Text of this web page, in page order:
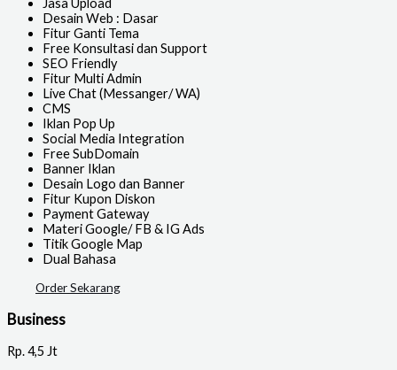
Jasa Upload
Desain Web : Dasar
Fitur Ganti Tema
Free Konsultasi dan Support
SEO Friendly
Fitur Multi Admin
Live Chat (Messanger/ WA)
CMS
Iklan Pop Up
Social Media Integration
Free SubDomain
Banner Iklan
Desain Logo dan Banner
Fitur Kupon Diskon
Payment Gateway
Materi Google/ FB & IG Ads
Titik Google Map
Dual Bahasa
Order Sekarang
Business
Rp.4,5 Jt